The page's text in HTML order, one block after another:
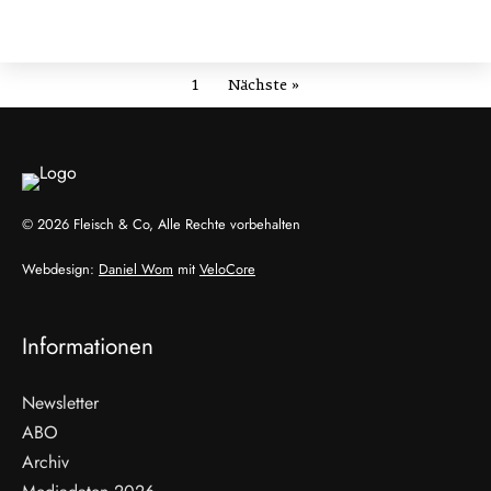
1 Nächste »
© 2026 Fleisch & Co, Alle Rechte vorbehalten
Webdesign: Daniel Wom mit VeloCore
Informationen
Newsletter
ABO
Archiv